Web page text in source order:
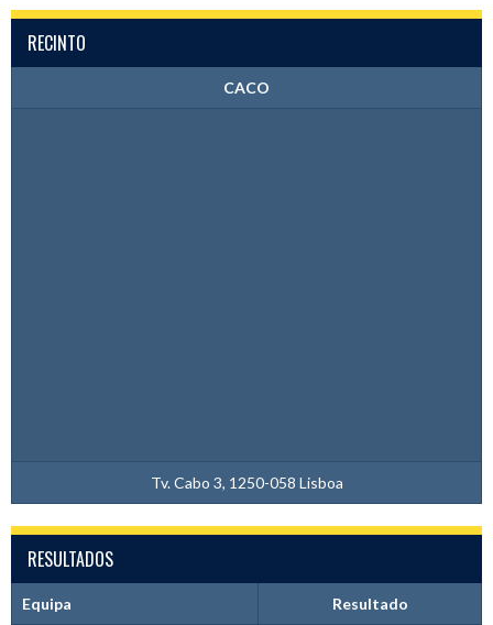
RECINTO
CACO
Tv. Cabo 3, 1250-058 Lisboa
RESULTADOS
Equipa Resultado